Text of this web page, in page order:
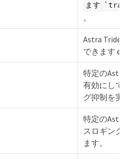
ます
。
Astra
できます
特定の
有効にして
グ抑制を実
特定の
スロギング
ます。